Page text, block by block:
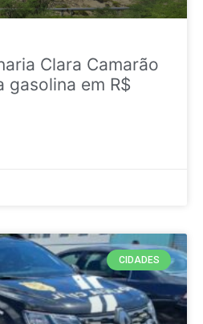
Clara Camarão
gasolina em R$
CIDADES